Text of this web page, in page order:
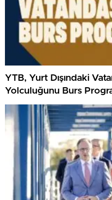
YTB, Yurt Dışındaki
Yolculuğunu Burs